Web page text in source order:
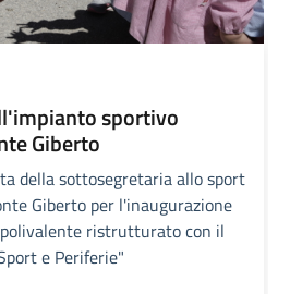
sportivo
Giberto
della sottosegretaria allo sport
Giberto per l'inaugurazione
ristrutturato con il
e Periferie"